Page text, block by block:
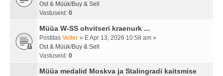
Ost & Müük/Buy & Sell
Vastuseid: 0
Müüa W-SS ohvitseri kraenurk ...
Postitas Veiler » E Apr 13, 2026 10:58 am »
Ost & Müük/Buy & Sell
Vastuseid: 0
Müüa medalid Moskva ja Stalingradi kaitsmise